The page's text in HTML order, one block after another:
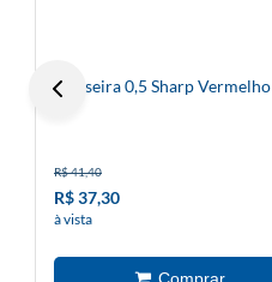
Lapiseira 0,5 Sharp Vermelho
R$ 41,40
R$ 37,30
à vista